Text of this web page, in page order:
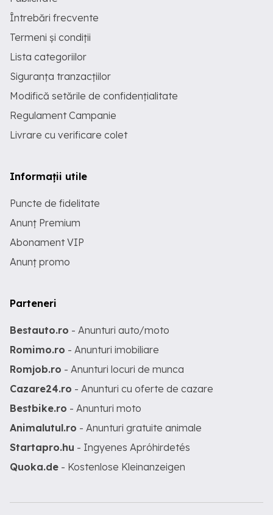
Întrebări frecvente
Termeni și condiții
Lista categoriilor
Siguranța tranzacțiilor
Modifică setările de confidențialitate
Regulament Campanie
Livrare cu verificare colet
Informații utile
Puncte de fidelitate
Anunț Premium
Abonament VIP
Anunț promo
Parteneri
Bestauto.ro - Anunturi auto/moto
Romimo.ro - Anunturi imobiliare
Romjob.ro - Anunturi locuri de munca
Cazare24.ro - Anunturi cu oferte de cazare
Bestbike.ro - Anunturi moto
Animalutul.ro - Anunturi gratuite animale
Startapro.hu - Ingyenes Apróhirdetés
Quoka.de - Kostenlose Kleinanzeigen